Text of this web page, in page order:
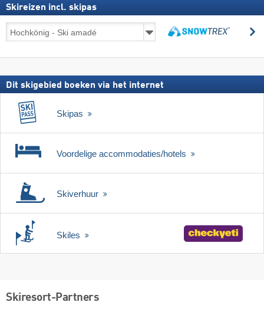
Skireizen incl. skipas
Skireizen
incl.
Dit skigebied boeken via het internet
Skipas
Voordelige accommodaties/hotels
Skiverhuur
Skiles
Skiresort-Partners